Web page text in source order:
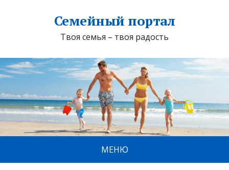
Семейный портал
Твоя семья – твоя радость
МЕНЮ